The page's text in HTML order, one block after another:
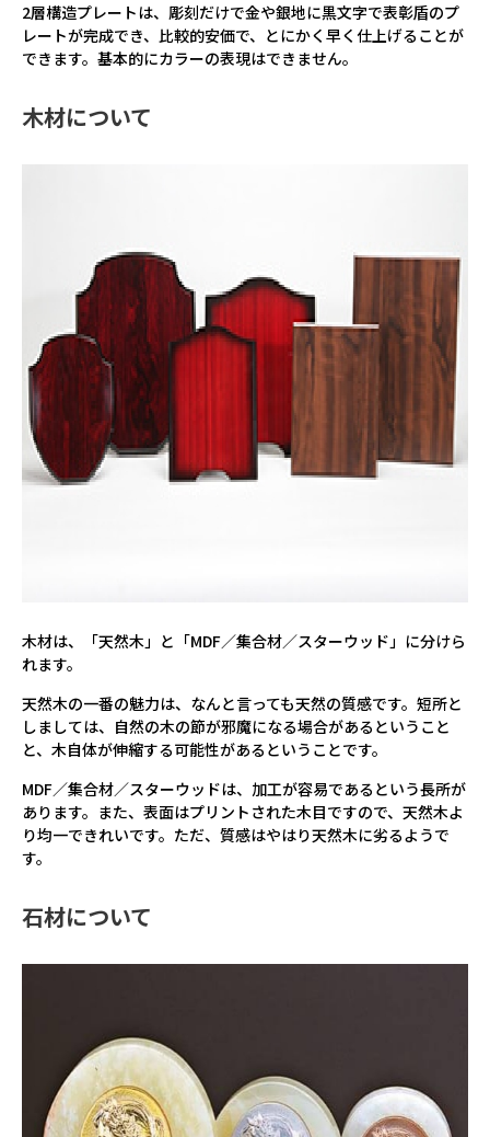
2層構造プレートは、彫刻だけで金や銀地に黒文字で表彰盾のプ
レートが完成でき、比較的安価で、とにかく早く仕上げることが
できます。基本的にカラーの表現はできません。
木材について
木材は、「天然木」と「MDF／集合材／スターウッド」に分けら
れます。
天然木の一番の魅力は、なんと言っても天然の質感です。短所と
しましては、自然の木の節が邪魔になる場合があるということ
と、木自体が伸縮する可能性があるということです。
MDF／集合材／スターウッドは、加工が容易であるという長所が
あります。また、表面はプリントされた木目ですので、天然木よ
り均一できれいです。ただ、質感はやはり天然木に劣るようで
す。
石材について